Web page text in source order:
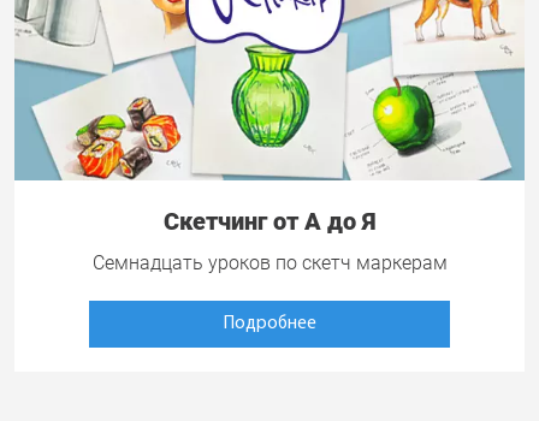
Скетчинг от А до Я
Семнадцать уроков по скетч маркерам
Подробнее